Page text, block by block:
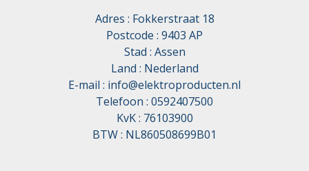
Adres : Fokkerstraat 18
Postcode : 9403 AP
Stad : Assen
Land : Nederland
E-mail : info@elektroproducten.nl
Telefoon : 0592407500
KvK : 76103900
BTW : NL860508699B01